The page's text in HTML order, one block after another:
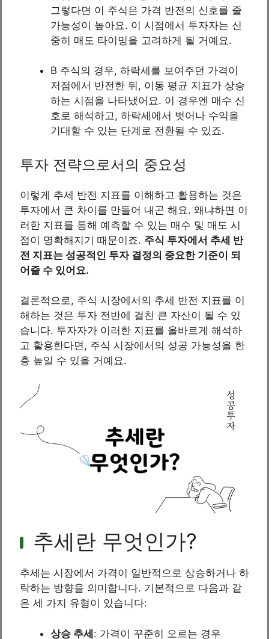
그렇다면 이 주식은 가격 반전의 신호를 줄
가능성이 높아요. 이 시점에서 투자자는 신
중히 매도 타이밍을 고려하게 될 거예요.
B 주식의 경우, 하락세를 보여주던 가격이
저점에서 반전한 뒤, 이동 평균 지표가 상승
하는 시점을 나타냈어요. 이 경우엔 매수 신
호로 해석하고, 하락세에서 벗어나 수익을
기대할 수 있는 단계로 전환될 수 있죠.
투자 전략으로서의 중요성
이렇게 추세 반전 지표를 이해하고 활용하는 것은
투자에서 큰 차이를 만들어 내곤 해요. 왜냐하면 이
러한 지표를 통해 예측할 수 있는 매수 및 매도 시
점이 명확해지기 때문이죠. 주식 투자에서 추세 반
전 지표는 성공적인 투자 결정의 중요한 기준이 되
어줄 수 있어요.
결론적으로, 주식 시장에서의 추세 반전 지표를 이
해하는 것은 투자 전반에 걸친 큰 자산이 될 수 있
습니다. 투자자가 이러한 지표를 올바르게 해석하
고 활용한다면, 주식 시장에서의 성공 가능성을 한
층 높일 수 있을 거예요.
추세란 무엇인가?
추세는 시장에서 가격이 일반적으로 상승하거나 하
락하는 방향을 의미합니다. 기본적으로 다음과 같
은 세 가지 유형이 있습니다:
상승 추세: 가격이 꾸준히 오르는 경우